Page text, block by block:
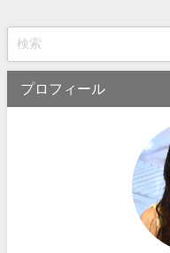
プロフィール